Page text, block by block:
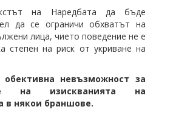
на Наредбата да бъде
да се ограничи обхватът на
лица, чието поведение не е
степен на риск от укриване на
невъзможност за
на изискванията на
в някои браншове.